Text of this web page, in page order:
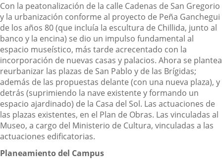
Con la peatonalización de la calle Cadenas de San Gregorio
y la urbanización conforme al proyecto de Peña Ganchegui
de los años 80 (que incluía la escultura de Chillida, junto al
banco y la encina) se dio un impulso fundamental al
espacio museístico, más tarde acrecentado con la
incorporación de nuevas casas y palacios. Ahora se plantea
reurbanizar las plazas de San Pablo y de las Brígidas;
además de las propuestas delante (con una nueva plaza), y
detrás (suprimiendo la nave existente y formando un
espacio ajardinado) de la Casa del Sol. Las actuaciones de
las plazas existentes, en el Plan de Obras. Las vinculadas al
Museo, a cargo del Ministerio de Cultura, vinculadas a las
actuaciones edificatorias.
Planeamiento del Campus